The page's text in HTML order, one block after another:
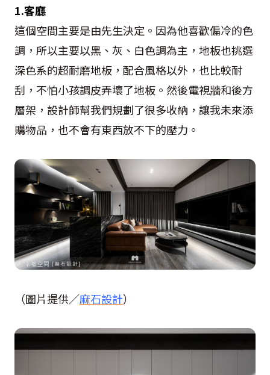
1.客廳
這個空間主要是由先生決定。因為他喜歡偏冷的色
調，所以主要以黑、灰、白色調為主，地板也挑選
深色系的超耐磨地板，配合風格以外，也比較耐
刮，不怕小孩調皮弄壞了地板。然後電視牆和後方
層架，設計師幫我們規劃了很多收納，讓我未來添
購物品，也不會有東西放不下的壓力。
（圖片提供／麻石設計）